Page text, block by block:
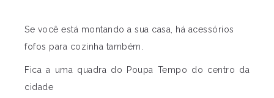
Se você está montando a sua casa, há acessórios
fofos para cozinha também.
Fica a uma quadra do Poupa Tempo do centro da
cidade